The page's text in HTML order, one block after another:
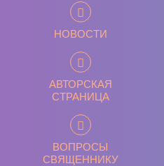
НОВОСТИ
АВТОРСКАЯ
СТРАНИЦА
ВОПРОСЫ
СВЯЩЕННИКУ